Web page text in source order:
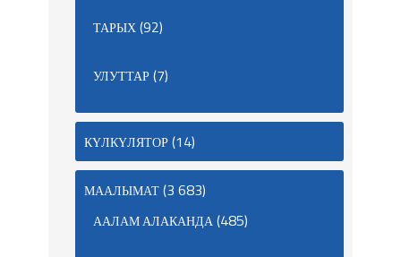
ТАРЫХ(92)
УЛУТТАР(7)
КҮЛКҮЛЯТОР(14)
МААЛЫМАТ(3 683)
ААЛАМ АЛАКАНДА(485)